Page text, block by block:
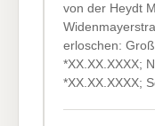
von der Heydt
erloschen:
*XX.XX.XXXX;
*XX.XX.XXXX;